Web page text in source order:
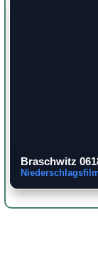
Braschwitz